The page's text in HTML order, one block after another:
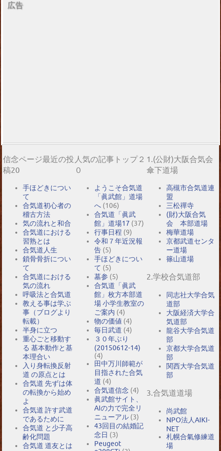
広告
信念ページ最近の投
稿20
手ほどきについ
て
合気道初心者の
稽古方法
気の流れと和合
合気道における
習熟とは
合気道人生
鎖骨骨折につい
て
合気道における
気の流れ
呼吸法と合気道
教える事は学ぶ
事（ブログより
転載）
半身に立つ
重心ごと移動す
る 基本動作と基
本理合い
入り身転換反射
道 の原点とは
合気道 先ずは体
の転換から始め
よ
合気道 許す武道
であるために
合気道 と少子高
齢化問題
合気道 道友とは
人気の記事トップ２
０
ようこそ合気道
「眞武館」道場
へ (106)
合気道「眞武
館」道場17 (37)
行事日程 (9)
令和７年近況報
告 (5)
手ほどきについ
て (5)
墓参 (5)
合気道「眞武
館」枚方本部道
場 小学生教室の
ご案内 (4)
物の価値 (4)
毎日武道 (4)
３０年ぶり
(20150612-14)
(4)
田中万川師範が
目指された合気
道 (4)
合気道信念 (4)
眞武館サイト、
AIの力で完全リ
ニューアル (3)
43回目の結婚記
念日 (3)
Peugeot
1.(公財)大阪合気会
傘下道場
高槻市合気道連
盟
三松禪寺
(財)大阪合気
会 本部道場
梅華道場
京都武道センタ
ー道場
篠山道場
2.学校合気道部
同志社大学合気
道部
大阪経済大学合
気道部
龍谷大学合気道
部
京都大学合気道
部
関西大学合気道
部
3.合気道道場
尚武館
NPO法人AIKI-
NET
札幌合氣修練道
場